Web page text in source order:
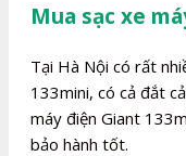
Mua sạc xe
Tại Hà Nội có rất
133mini, có cả đắt
máy điện Giant
bảo hành tốt.